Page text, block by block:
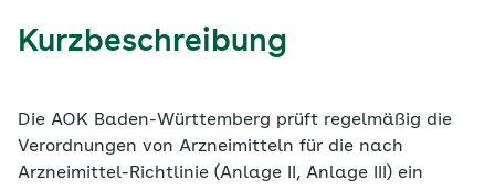
Kurzbeschreibung
Die AOK Baden-Württemberg prüft regelmäßig die
Verordnungen von Arzneimitteln für die nach
Arzneimittel-Richtlinie (Anlage II, Anlage III) ein